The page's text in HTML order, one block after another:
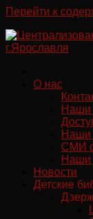
Перейти к
О нас
Наши
Наши
СМИ о
Наши
Новости
Детские